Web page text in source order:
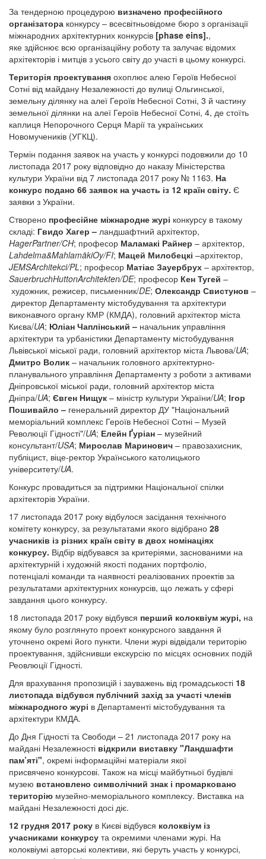
За тендерною процедурою визначено професійного
організатора конкурсу – всесвітньовідоме бюро з організації
міжнародних архітектурних конкурсів [phase eins].,
яке здійснює всю організаційну роботу та залучає відомих
архітекторів і митців з усього світу до участі в цьому конкурсі.
Територія проектування охоплює алею Героїв Небесної
Сотні від майдану Незалежності до вулиці Ольгинської,
земельну ділянку на алеї Героїв Небесної Сотні, 3 й частину
земельної ділянки на алеї Героїв Небесної Сотні, 4, де стоїть
каплиця Непорочного Серця Марії та українських
Новомучеників (УГКЦ).
Термін подання заявок на участь у конкурсі подовжили до 10
листопада 2017 року відповідно до наказу Міністерства
культури України від 7 листопада 2017 року № 1163. На
конкурс подано 66 заявок на участь із 12 країн світу. Є
заявки з України.
Створено професійне міжнародне журі конкурсу в такому
складі: Гвидо Хагер – ландшафтний архітектор,
HagerPartner/CH; професор Маламакі Райнер – архітектор,
Lahdelma&MahlamäkiOy/FI; Мацей Милобецкі –архітектор,
JEMSArchitekci/PL; професор Матіас Зауербрух – архітектор,
SauerbruchHuttonArchitekten/DE; професор Кен Тугей –
художник, режисер, письменник/DE; Олександр Свистунов –
директор Департаменту містобудування та архітектури
виконавчого органу КМР (КМДА), головний архітектор міста
Києва/UA; Юліан Чаплінський – начальник управління
архітектури та урбаністики Департаменту містобудування
Львівської міської ради, головний архітектор міста Львова/UA;
Дмитро Волик – начальник головного архітектурно-
планувального управління Департаменту з роботи з активами
Дніпровської міської ради, головний архітектор міста
Дніпра/UA; Євген Нищук – міністр культури України/UA; Ігор
Пошивайло – генеральний директор ДУ "Національний
меморіальний комплекс Героїв Небесної Сотні – Музей
Революції Гідності"/UA; Елейн Ґуріан – музейний
консультант/USA; Мирослав Маринович – правозахисник,
публіцист, віце-ректор Українського католицького
університету/UA.
Конкурс провадиться за підтримки Національної спілки
архітекторів України.
17 листопада 2017 року відбулося засідання технічного
комітету конкурсу, за результатами якого відібрано 28
учасників із різних країн світу в двох номінаціях
конкурсу. Відбір відбувався за критеріями, заснованими на
архітектурній і художній якості поданих портфоліо,
потенціалі команди та наявності реалізованих проектів за
результатами архітектурних конкурсів, що лежать у сфері
завдання цього конкурсу.
18 листопада 2017 року відбувся перший колоквіум журі, на
якому було розглянуто проект конкурсного завдання й
уточнено окремі його пункти. Члени журі відвідали територію
проектування, здійснивши екскурсію по місцях основних подій
Реовлюції Гідності.
Для врахування пропозицій і зауважень від громадськості 18
листопада відбувся публічний захід за участі членів
міжнародного журі в Департаменті містобудування та
архітектури КМДА.
До Дня Гідності та Свободи – 21 листопада 2017 року на
майдані Незалежності відкрили виставку "Ландшафти
пам’яті", окремі інформаційні матеріали якої
присвячено конкурсові. Також на місці майбутньої будівлі
музею встановлено символічний знак і промарковано
територію музейно-меморіального комплексу. Виставка на
майдані Незалежності досі діє.
12 грудня 2017 року в Києві відбувся колоквіум із
учасниками конкурсу та окремими членами журі. На
колоквіумі авторські колективи, які беруть участь у конкурсі,